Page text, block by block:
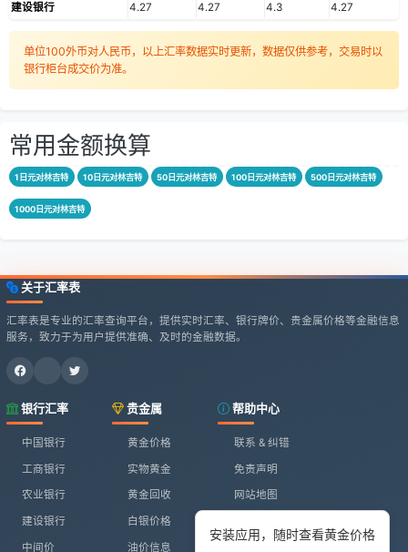
安装应用，随时查看黄金价格
建设银行
4.27 4.27 4.3 4.27
单位100外币对人民币，以上汇率数据实时更新，数据仅供参考，交易时以
银行柜台成交价为准。
常用金额换算
1日元对林吉特 10日元对林吉特 50日元对林吉特 100日元对林吉特 500日元对林吉特
1000日元对林吉特
关于汇率表
汇率表是专业的汇率查询平台，提供实时汇率、银行牌价、贵金属价格等金融信息
服务，致力于为用户提供准确、及时的金融数据。
银行汇率
中国银行
工商银行
农业银行
建设银行
中间价
贵金属
黄金价格
实物黄金
黄金回收
白银价格
油价信息
帮助中心
联系 & 纠错
免责声明
网站地图